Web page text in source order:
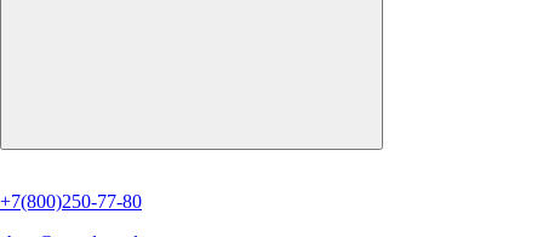
+7(800)250-77-80